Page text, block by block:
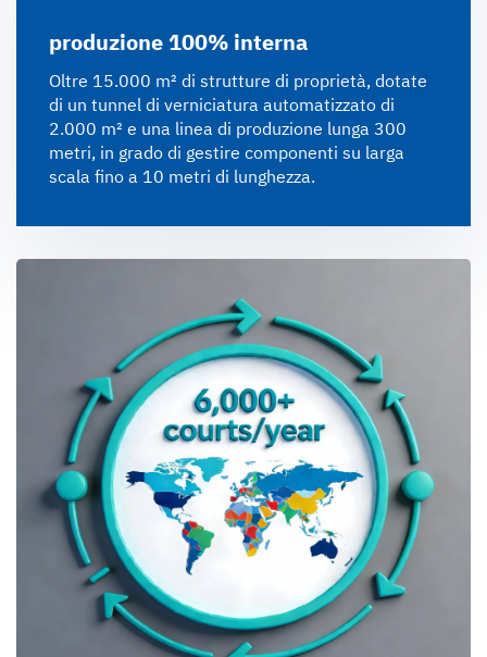
produzione 100% interna
Oltre 15.000 m² di strutture di proprietà, dotate
di un tunnel di verniciatura automatizzato di
2.000 m² e una linea di produzione lunga 300
metri, in grado di gestire componenti su larga
scala fino a 10 metri di lunghezza.